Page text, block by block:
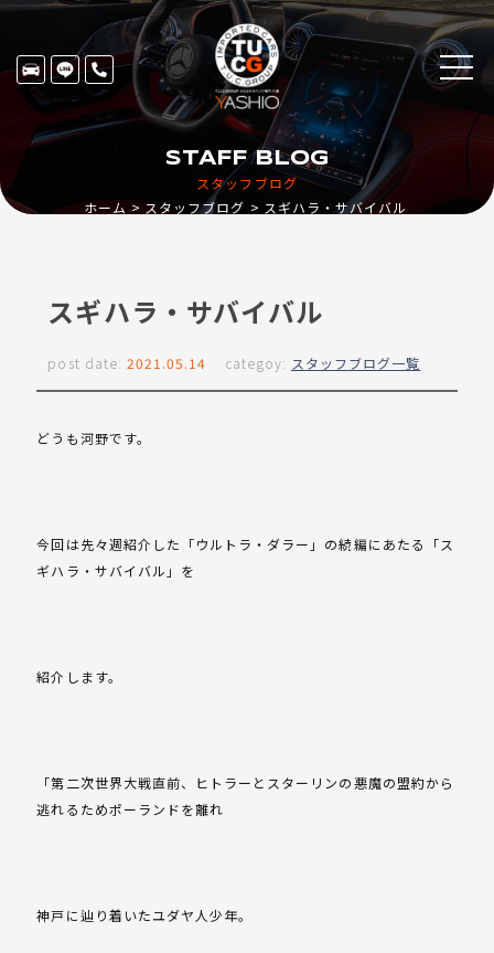
スタッフブログ
STAFF BLOG
ホーム スタッフブログ スギハラ・サバイバル
スギハラ・サバイバル
post date: 2021.05.14 categoy: スタッフブログ一覧
どうも河野です。
今回は先々週紹介した「ウルトラ・ダラー」の続編にあたる「ス
ギハラ・サバイバル」を
紹介します。
「第二次世界大戦直前、ヒトラーとスターリンの悪魔の盟約から
逃れるためポーランドを離れ
神戸に辿り着いたユダヤ人少年。